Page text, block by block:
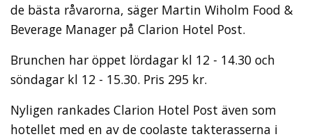
de bästa råvarorna, säger Martin Wiholm Food &
Beverage Manager på Clarion Hotel Post.
Brunchen har öppet lördagar kl 12 - 14.30 och
söndagar kl 12 - 15.30. Pris 295 kr.
Nyligen rankades Clarion Hotel Post även som
hotellet med en av de coolaste takterasserna i